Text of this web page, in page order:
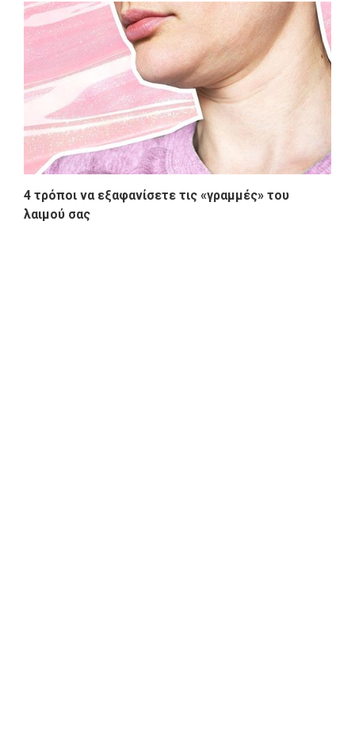
4 τρόποι να εξαφανίσετε τις «γραμμές» του
λαιμού σας